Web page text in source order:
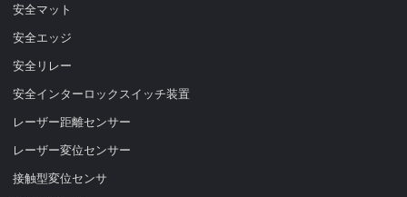
安全マット
安全エッジ
安全リレー
安全インターロックスイッチ装置
レーザー距離センサー
レーザー変位センサー
接触型変位センサ